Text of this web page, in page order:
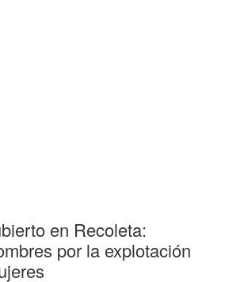
en Recoleta:
por la explotación